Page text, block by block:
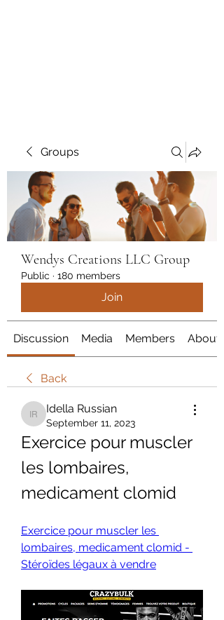
Groups
Wendys Creations LLC Group
Public · 180 members
Join
Discussion Media Members About
Back
Idella Russian
Idella Russian
September 11, 2023
Exercice pour muscler
les lombaires,
medicament clomid
Exercice pour muscler les
lombaires, medicament clomid -
Stéroïdes légaux à vendre